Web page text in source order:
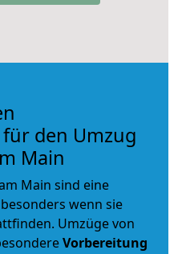
den Umzug
Main
Main sind eine
wenn sie
Umzüge von
Vorbereitung